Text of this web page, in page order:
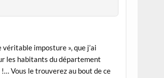
imposture », que j’ai
les habitants du département
Vous le trouverez au bout de ce